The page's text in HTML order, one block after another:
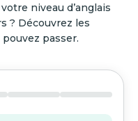
niveau d’anglais
? Découvrez les
passer.